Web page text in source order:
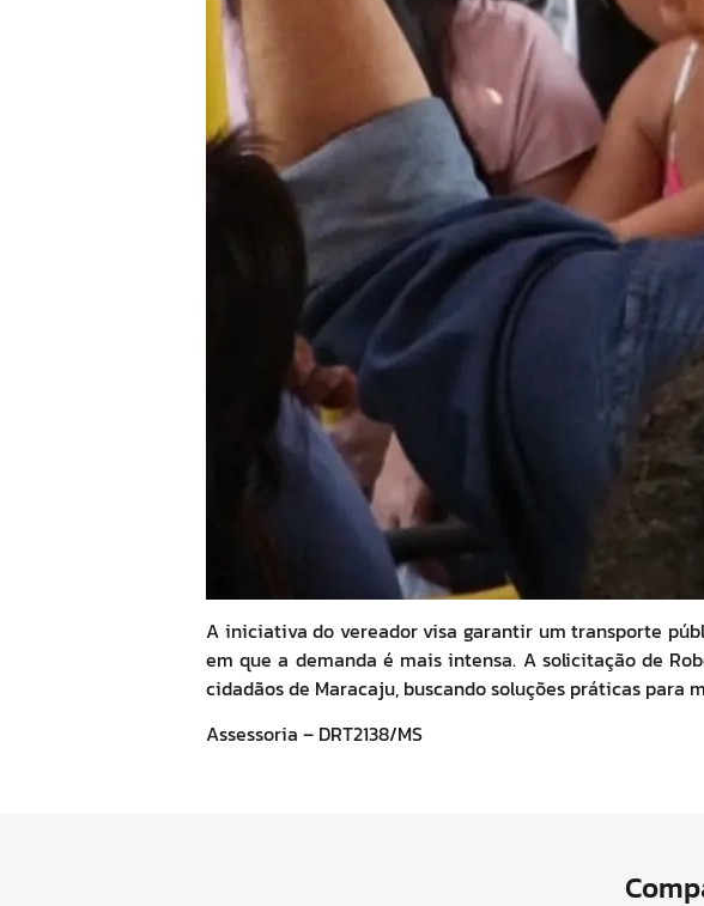
A iniciativa do vereador visa garantir um transporte
em que a demanda é mais intensa. A solicitação de
cidadãos de Maracaju, buscando soluções práticas para
Assessoria – DRT2138/MS